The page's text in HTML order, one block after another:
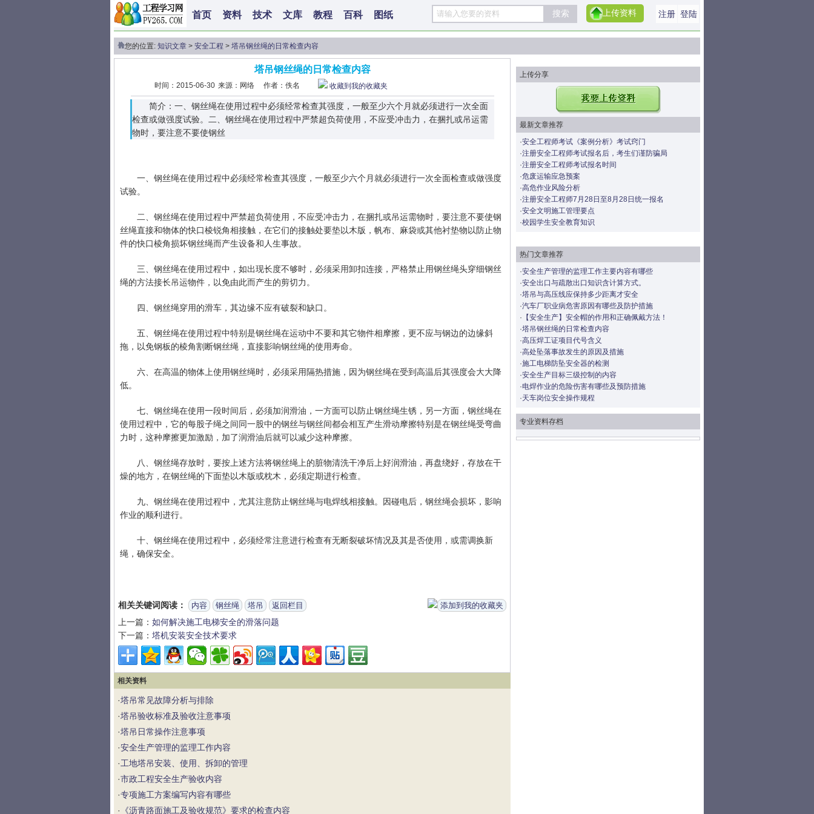
注册 登陆
上传资料
首页 资料 技术 文库 教程 百科 图纸
您的位置: 知识文章 > 安全工程 > 塔吊钢丝绳的日常检查内容
上传分享
最新文章推荐
·安全工程师考试《案例分析》考试窍门
·注册安全工程师考试报名后，考生们谨防骗局
·注册安全工程师考试报名时间
·危废运输应急预案
·高危作业风险分析
·注册安全工程师7月28日至8月28日统一报名
·安全文明施工管理要点
·校园学生安全教育知识
热门文章推荐
·安全生产管理的监理工作主要内容有哪些
·安全出口与疏散出口知识含计算方式。
·塔吊与高压线应保持多少距离才安全
·汽车厂职业病危害原因有哪些及防护措施
· 【安全生产】安全帽的作用和正确佩戴方法！
·塔吊钢丝绳的日常检查内容
·高压焊工证项目代号含义
·高处坠落事故发生的原因及措施
·施工电梯防坠安全器的检测
·安全生产目标三级控制的内容
·电焊作业的危险伤害有哪些及预防措施
·天车岗位安全操作规程
专业资料存档
塔吊钢丝绳的日常检查内容
时间：2015-06-30 来源：网络 作者：佚名 收藏到我的收藏夹
简介：一、钢丝绳在使用过程中必须经常检查其强度，一般至少六个月就必须进行一次全面
检查或做强度试验。二、钢丝绳在使用过程中严禁超负荷使用，不应受冲击力，在捆扎或吊运需
物时，要注意不要使钢丝
一、钢丝绳在使用过程中必须经常检查其强度，一般至少六个月就必须进行一次全面检查或做强度
试验。
二、钢丝绳在使用过程中严禁超负荷使用，不应受冲击力，在捆扎或吊运需物时，要注意不要使钢
丝绳直接和物体的快口棱锐角相接触，在它们的接触处要垫以木版，帆布、麻袋或其他衬垫物以防止物
件的快口棱角损坏钢丝绳而产生设备和人生事故。
三、钢丝绳在使用过程中，如出现长度不够时，必须采用卸扣连接，严格禁止用钢丝绳头穿细钢丝
绳的方法接长吊运物件，以免由此而产生的剪切力。
四、钢丝绳穿用的滑车，其边缘不应有破裂和缺口。
五、钢丝绳在使用过程中特别是钢丝绳在运动中不要和其它物件相摩擦，更不应与钢边的边缘斜
拖，以免钢板的棱角割断钢丝绳，直接影响钢丝绳的使用寿命。
六、在高温的物体上使用钢丝绳时，必须采用隔热措施，因为钢丝绳在受到高温后其强度会大大降
低。
七、钢丝绳在使用一段时间后，必须加润滑油，一方面可以防止钢丝绳生锈，另一方面，钢丝绳在
使用过程中，它的每股子绳之间同一股中的钢丝与钢丝间都会相互产生滑动摩擦特别是在钢丝绳受弯曲
力时，这种摩擦更加激励，加了润滑油后就可以减少这种摩擦。
八、钢丝绳存放时，要按上述方法将钢丝绳上的脏物清洗干净后上好润滑油，再盘绕好，存放在干
燥的地方，在钢丝绳的下面垫以木版或枕木，必须定期进行检查。
九、钢丝绳在使用过程中，尤其注意防止钢丝绳与电焊线相接触。因碰电后，钢丝绳会损坏，影响
作业的顺利进行。
十、钢丝绳在使用过程中，必须经常注意进行检查有无断裂破坏情况及其是否使用，或需调换新
绳，确保安全。
相关关键词阅读： 内容 钢丝绳 塔吊 返回栏目 添加到我的收藏夹
上一篇： 如何解决施工电梯安全的滑落问题
下一篇： 塔机安装安全技术要求
相关资料
·塔吊常见故障分析与排除
·塔吊验收标准及验收注意事项
·塔吊日常操作注意事项
·安全生产管理的监理工作内容
·工地塔吊安装、使用、拆卸的管理
·市政工程安全生产验收内容
·专项施工方案编写内容有哪些
·
《沥青路面施工及验收规范》要求的检查内容